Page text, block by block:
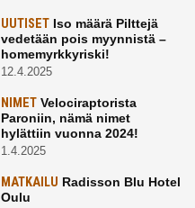
UUTISETIso määrä Pilttejä
vedetään pois myynnistä –
homemyrkkyriski!
12.4.2025
NIMETVelociraptorista
Paroniin, nämä nimet
hylättiin vuonna 2024!
1.4.2025
MATKAILU Radisson Blu Hotel
Oulu